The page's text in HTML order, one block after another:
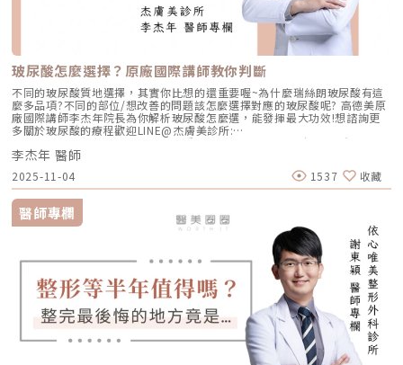
玻尿酸怎麼選擇？原廠國際講師教你判斷
不同的玻尿酸質地選擇，其實你比想的還重要喔~為什麼瑞絲朗玻尿酸有這
麼多品項?不同的部位/想改善的問題該怎麼選擇對應的玻尿酸呢? 高德美原
廠國際講師李杰年院長為你解析玻尿酸怎麼選，能發揮最大功效!想諮詢更
多關於玻尿酸的療程歡迎LINE@杰膚美診所:
https://page.line.me/xhc2941b重點摘要：00:11 玻尿酸作用介紹00:47
玻尿酸分為三大類型02:09 迷思一、玻尿酸打哪裡都可以？02:36 迷思二、
打完下巴蘋果肌看起來怪怪的？03:30 迷思三、臉部鬆弛只能做拉皮嗎？
05:00 總結LINE官方帳號一對一咨詢👉https://reurl.cc/x3EQZN歡迎訂閱
我的頻道👉https://reurl.cc/nY51k8關注杰膚美診所FB👉
https://reurl.cc/XQljva杰膚美診所官網👉https://jfmskin.com/關注李杰
年醫師FB👉https://reurl.cc/Mzk0nm杰膚美診所地址：104台北市中山區
復興北路50號2樓電話：02-8772-6625
李杰年 醫師
2025-11-04 1537 收藏
醫師專欄